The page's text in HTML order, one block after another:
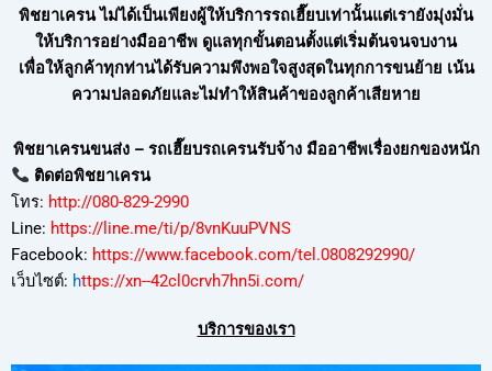
พิชยาเครน ไม่ได้เป็นเพียงผู้ให้บริการรถเฮี๊ยบเท่านั้นแต่เรายังมุ่งมั่น
ให้บริการอย่างมืออาชีพ ดูแลทุกขั้นตอนตั้งแต่เริ่มต้นจนจบงาน
เพื่อให้ลูกค้าทุกท่านได้รับความพึงพอใจสูงสุดในทุกการขนย้าย เน้น
ความปลอดภัยและไม่ทำให้สินค้าของลูกค้าเสียหาย
พิชยาเครนขนส่ง – รถเฮี๊ยบรถเครนรับจ้าง มืออาชีพเรื่องยกของหนัก
ติดต่อพิชยาเครน
โทร: http://080-829-2990
Line: https://line.me/ti/p/8vnKuuPVNS
Facebook: https://www.facebook.com/tel.0808292990/
เว็บไซต์: https://xn--42cl0crvh7hn5i.com/
บริการของเรา